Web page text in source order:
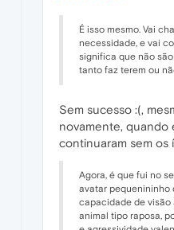
É isso mesmo. Vai
necessidade, e vai
significa que não
tanto faz terem ou
Sem sucesso :(,
novamente, quando
continuaram sem os
Agora, é que fui no
avatar pequenininho
capacidade de visão
animal tipo raposa,